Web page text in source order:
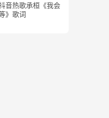
音热歌承桓《我会
》歌词